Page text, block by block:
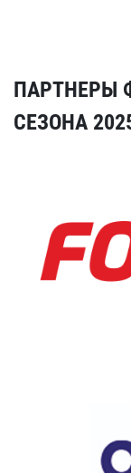
ПАРТНЕРЫ
СЕЗОНА